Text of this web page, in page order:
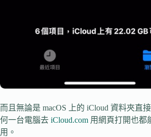
而且無論是 macOS 上的 iCloud 資料夾直
何一台電腦去 iCloud.com 用網頁打開也都
用。